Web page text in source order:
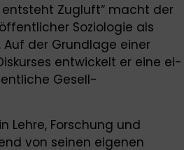
entsteht Zug­luft“ macht der
Soziologie als
der Grundlage einer
entwickelt er eine ei­
Gesell­
Lehre, For­schung und
von seinen eigenen